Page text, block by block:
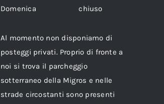
Domenica chiuso
Al momento non disponiamo di
posteggi privati. Proprio di fronte a
noi si trova il parcheggio
sotterraneo della Migros e nelle
strade circostanti sono presenti